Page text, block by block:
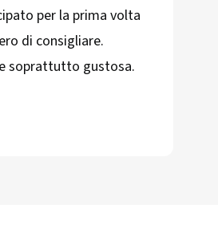
per la prima volta
di consigliare.
soprattutto gustosa.